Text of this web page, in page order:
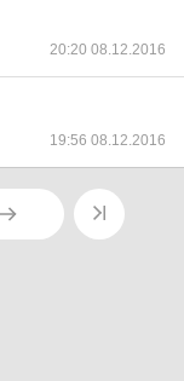
20:20 08.12.2016
19:56 08.12.2016